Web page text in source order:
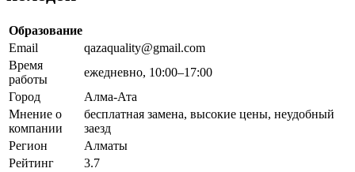
Образование
Email
qazaquality@gmail.com
Время
работы
ежедневно, 10:00–17:00
Город
Алма-Ата
Мнение о
компании
бесплатная замена, высокие цены, неудобный
заезд
Регион
Алматы
Рейтинг
3.7